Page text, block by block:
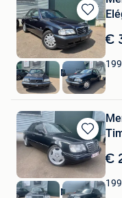
Bewaren
in
Mijn
Favorieten
€
RS Cars & Motors
Niel
Bewaren
in
Mijn
Favorieten
€
RS Cars & Motors